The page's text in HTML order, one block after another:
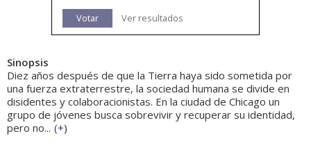
Votar Ver resultados
Sinopsis
Diez años después de que la Tierra haya sido sometida por
una fuerza extraterrestre, la sociedad humana se divide en
disidentes y colaboracionistas. En la ciudad de Chicago un
grupo de jóvenes busca sobrevivir y recuperar su identidad,
pero no... (+)